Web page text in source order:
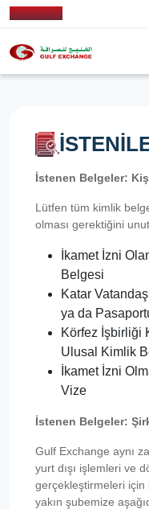
İstenen Belgeler:
Lütfen tüm kimlik
olması gerektiğini
İkamet İzni
Belgesi
Katar
ya da
Körfez İşbirliği
Ulusal Kimlik
İkamet İzni
Vize
İstenen Belgeler:
Gulf Exchange aynı
yurt dışı işlemleri ve
gerçekleştirmeleri için
yakın şubemize